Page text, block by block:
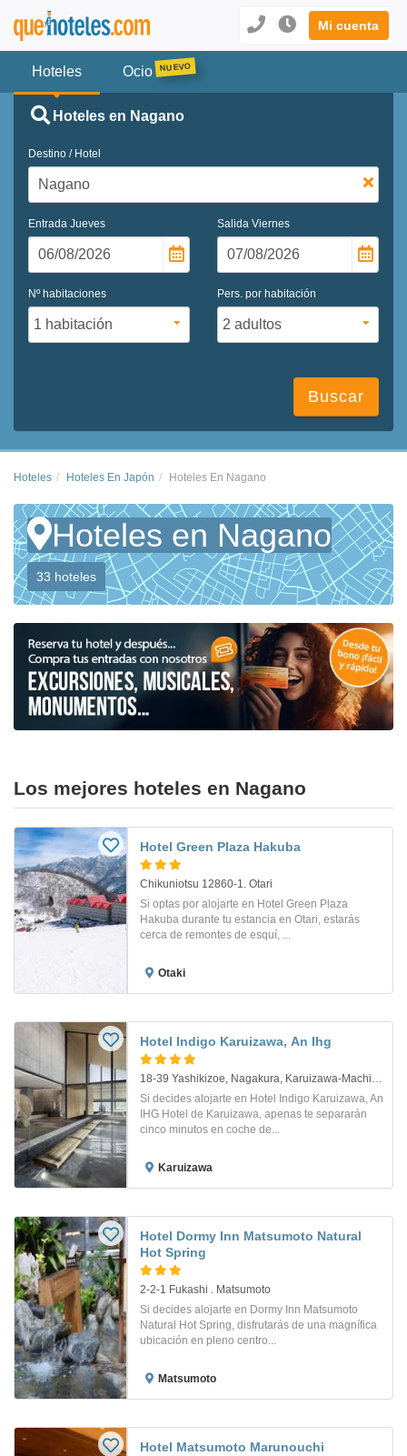
Mi cuenta
Hoteles Ocio
Hoteles en Nagano
Destino / Hotel
Entrada Jueves Salida Viernes
Nº habitaciones Pers. por habitación
Buscar
Hoteles Hoteles En Japón Hoteles En Nagano
Hoteles en Nagano
33 hoteles
Los mejores hoteles en Nagano
Hotel Green Plaza Hakuba
Chikuniotsu 12860-1. Otari
Si optas por alojarte en Hotel Green Plaza
Hakuba durante tu estancia en Otari, estarás
cerca de remontes de esquí, ...
Otaki
Hotel Indigo Karuizawa, An Ihg
18-39 Yashikizoe, Nagakura, Karuizawa-Machi, Nagan. Kitasaku-Gun
Si decides alojarte en Hotel Indigo Karuizawa, An
IHG Hotel de Karuizawa, apenas te separarán
cinco minutos en coche de...
Karuizawa
Hotel Dormy Inn Matsumoto Natural
Hot Spring
2-2-1 Fukashi . Matsumoto
Si decides alojarte en Dormy Inn Matsumoto
Natural Hot Spring, disfrutarás de una magnífica
ubicación en pleno centro...
Matsumoto
Hotel Matsumoto Marunouchi